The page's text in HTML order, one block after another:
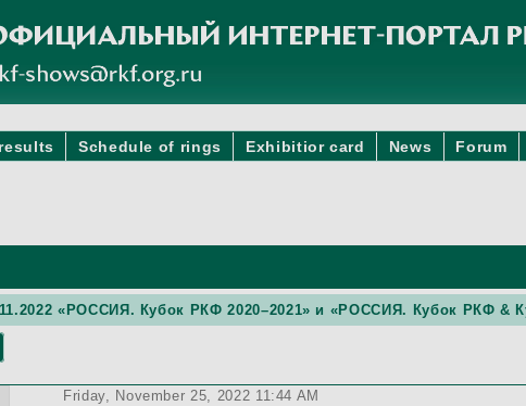
Schedule of rings Exhibitior card News Forum
«РОССИЯ. Кубок РКФ 2020–2021» и «РОССИЯ. Кубок РКФ &
Friday, November 25, 2022 11:44 AM